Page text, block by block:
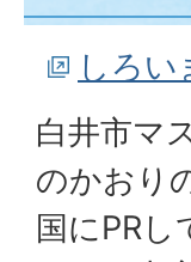
しろい
白井市マ
のかおり
国にPR